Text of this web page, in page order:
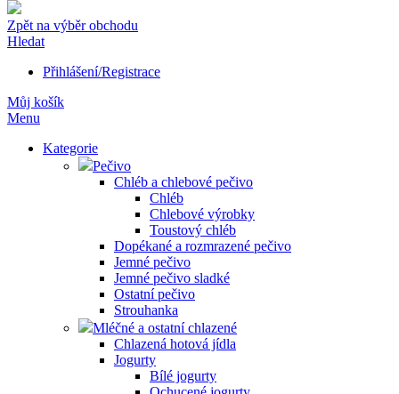
Zpět na výběr obchodu
Hledat
Přihlášení/Registrace
Můj košík
Menu
Kategorie
Pečivo
Chléb a chlebové pečivo
Chléb
Chlebové výrobky
Toustový chléb
Dopékané a rozmrazené pečivo
Jemné pečivo
Jemné pečivo sladké
Ostatní pečivo
Strouhanka
Mléčné a ostatní chlazené
Chlazená hotová jídla
Jogurty
Bílé jogurty